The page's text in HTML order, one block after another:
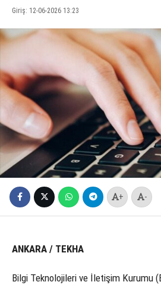
Giriş: 12-06-2026 13:23
+ -
ANKARA / TEKHA
Bilgi Teknolojileri ve İletişim Kurumu